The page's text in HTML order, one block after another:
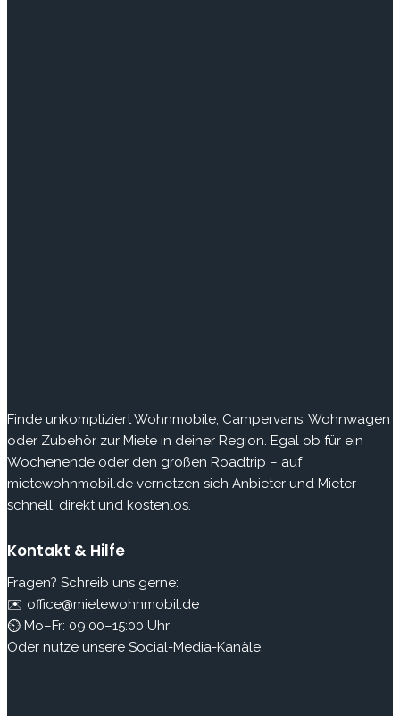
Finde unkompliziert Wohnmobile, Campervans, Wohnwagen
oder Zubehör zur Miete in deiner Region. Egal ob für ein
Wochenende oder den großen Roadtrip – auf
mietewohnmobil.de vernetzen sich Anbieter und Mieter
schnell, direkt und kostenlos.
Kontakt & Hilfe
Fragen? Schreib uns gerne:
✉️ office@mietewohnmobil.de
⏲ Mo–Fr: 09:00–15:00 Uhr
Oder nutze unsere Social-Media-Kanäle.